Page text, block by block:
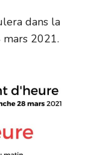
dans la
2021.